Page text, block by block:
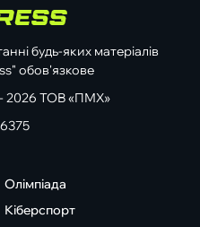
будь-яких матеріалів
обов'язкове
- 2026 ТОВ «ПМХ»
Олімпіада
Кіберспорт